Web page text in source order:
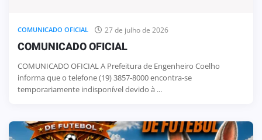
COMUNICADO OFICIAL 27 de julho de 2026
COMUNICADO OFICIAL
COMUNICADO OFICIAL A Prefeitura de Engenheiro Coelho
informa que o telefone (19) 3857-8000 encontra-se
temporariamente indisponível devido à ...